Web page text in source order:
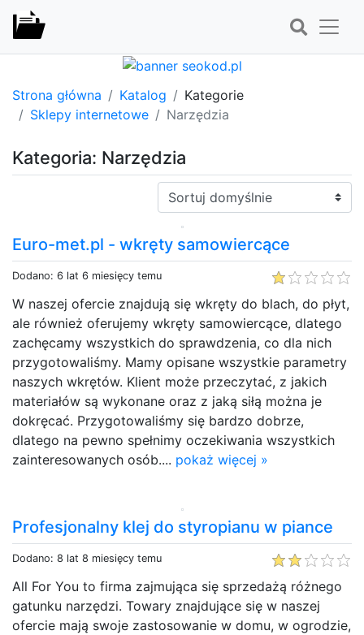
Strona główna Katalog
Kategorie
Sklepy internetowe
Narzędzia
Kategoria: Narzędzia
Sortuj:
Euro-met.pl - wkręty samowiercące
Dodano: 6 lat 6 miesięcy temu
W naszej ofercie znajdują się wkręty do blach, do płyt,
ale również oferujemy wkręty samowiercące, dlatego
zachęcamy wszystkich do sprawdzenia, co dla nich
przygotowaliśmy. Mamy opisane wszystkie parametry
naszych wkrętów. Klient może przeczytać, z jakich
materiałów są wykonane oraz z jaką siłą można je
dokręcać. Przygotowaliśmy się bardzo dobrze,
dlatego na pewno spełnimy oczekiwania wszystkich
zainteresowanych osób.... pokaż więcej »
Profesjonalny klej do styropianu w piance
Dodano: 8 lat 8 miesięcy temu
All For You to firma zajmująca się sprzedażą różnego
gatunku narzędzi. Towary znajdujące się w naszej
ofercie mają swoje zastosowanie w domu, w ogrodzie,